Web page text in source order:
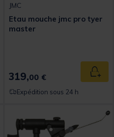
au panier
JMC
Etau mouche jmc pro tyer
master
319,00 €
Expédition sous 24 h